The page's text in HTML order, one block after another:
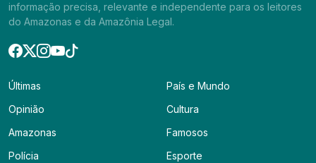
informação precisa, relevante e independente para os leitores
do Amazonas e da Amazônia Legal.
Últimas
Opinião
Amazonas
Polícia
País e Mundo
Cultura
Famosos
Esporte